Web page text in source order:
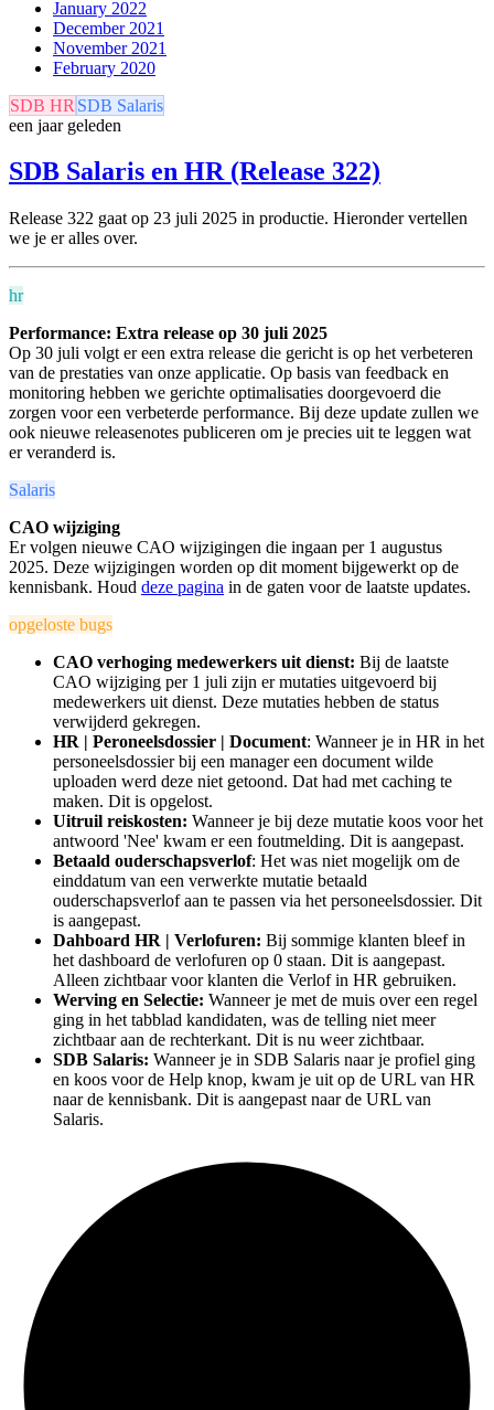
January 2022
December 2021
November 2021
February 2020
SDB HR SDB Salaris
een jaar geleden
SDB Salaris en HR (Release 322)
Release 322 gaat op 23 juli 2025 in productie. Hieronder vertellen
we je er alles over.
hr
Performance: Extra release op 30 juli 2025
Op 30 juli volgt er een extra release die gericht is op het verbeteren
van de prestaties van onze applicatie. Op basis van feedback en
monitoring hebben we gerichte optimalisaties doorgevoerd die
zorgen voor een verbeterde performance. Bij deze update zullen we
ook nieuwe releasenotes publiceren om je precies uit te leggen wat
er veranderd is.
Salaris
CAO wijziging
Er volgen nieuwe CAO wijzigingen die ingaan per 1 augustus
2025. Deze wijzigingen worden op dit moment bijgewerkt op de
kennisbank. Houd deze pagina in de gaten voor de laatste updates.
opgeloste bugs
CAO verhoging medewerkers uit dienst: Bij de laatste
CAO wijziging per 1 juli zijn er mutaties uitgevoerd bij
medewerkers uit dienst. Deze mutaties hebben de status
verwijderd gekregen.
HR | Peroneelsdossier | Document: Wanneer je in HR in het
personeelsdossier bij een manager een document wilde
uploaden werd deze niet getoond. Dat had met caching te
maken. Dit is opgelost.
Uitruil reiskosten: Wanneer je bij deze mutatie koos voor het
antwoord 'Nee' kwam er een foutmelding. Dit is aangepast.
Betaald ouderschapsverlof: Het was niet mogelijk om de
einddatum van een verwerkte mutatie betaald
ouderschapsverlof aan te passen via het personeelsdossier. Dit
is aangepast.
Dahboard HR | Verlofuren: Bij sommige klanten bleef in
het dashboard de verlofuren op 0 staan. Dit is aangepast.
Alleen zichtbaar voor klanten die Verlof in HR gebruiken.
Werving en Selectie: Wanneer je met de muis over een regel
ging in het tabblad kandidaten, was de telling niet meer
zichtbaar aan de rechterkant. Dit is nu weer zichtbaar.
SDB Salaris: Wanneer je in SDB Salaris naar je profiel ging
en koos voor de Help knop, kwam je uit op de URL van HR
naar de kennisbank. Dit is aangepast naar de URL van
Salaris.